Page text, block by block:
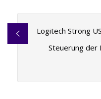
Logitech Strong
Steuerung der